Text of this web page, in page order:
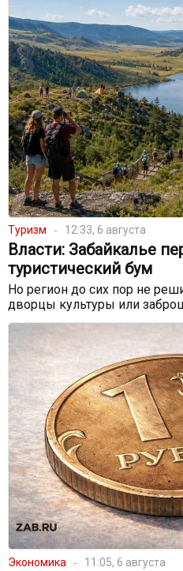
Туризм 12:33, 6 августа
Власти: Забайкалье
туристический бум
Но регион до сих пор не
дворцы культуры или
Экономика 11:05, 6 августа